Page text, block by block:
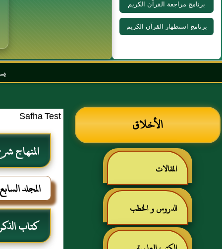
برنامج مراجعة القرآن الكريم
برنامج استظهار القرآن الكريم
بسم الله الرحمن
الأخلاق
المقالات
الدروس و الخطب
Safha Test
المنهاج
المجلد
كتاب